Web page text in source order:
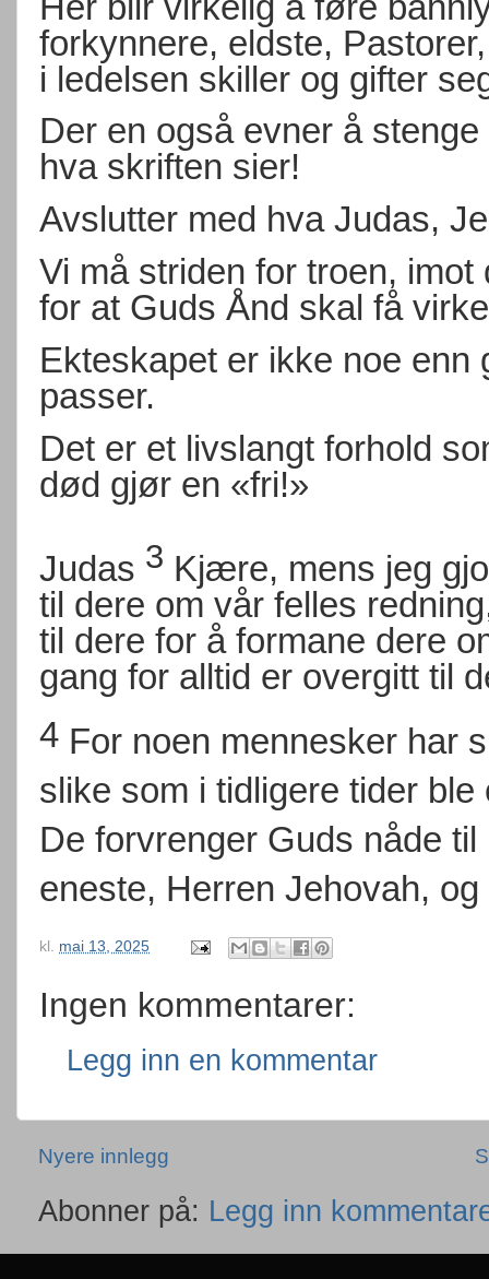
forkynnere, eldste,
i ledelsen skiller og gifter
Der en også evner å
hva skriften sier!
Avslutter med hva Judas,
Vi må striden for troen,
for at Guds Ånd skal få
Ekteskapet er ikke noe enn
passer.
Det er et livslangt forhold
død gjør en «fri!»
Judas 3 Kjære, mens jeg
til dere om vår felles
til dere for å formane dere
gang for alltid er overgitt til
4 For noen mennesker har
slike som i tidligere tider
De forvrenger Guds nåde
eneste, Herren Jehovah,
kl. mai 13, 2025
Ingen kommentarer:
Legg inn en kommentar
Nyere innlegg
Abonner på: Legg inn